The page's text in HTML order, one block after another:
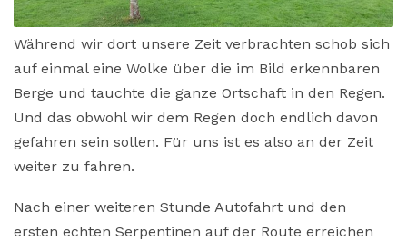
Während wir dort unsere Zeit verbrachten schob sich
auf einmal eine Wolke über die im Bild erkennbaren
Berge und tauchte die ganze Ortschaft in den Regen.
Und das obwohl wir dem Regen doch endlich davon
gefahren sein sollen. Für uns ist es also an der Zeit
weiter zu fahren.
Nach einer weiteren Stunde Autofahrt und den
ersten echten Serpentinen auf der Route erreichen